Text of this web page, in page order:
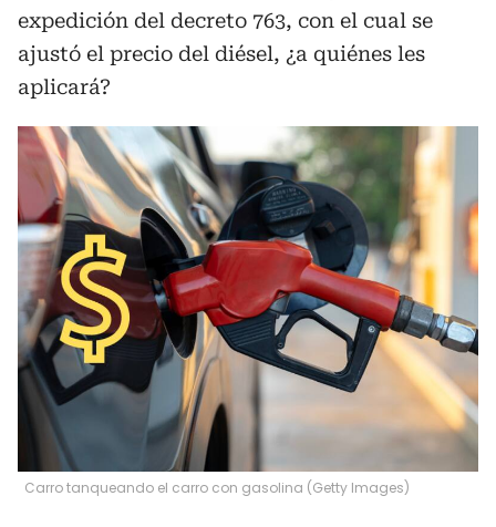
expedición del decreto 763, con el cual se
ajustó el precio del diésel, ¿a quiénes les
aplicará?
Carro tanqueando el carro con gasolina (Getty Images)